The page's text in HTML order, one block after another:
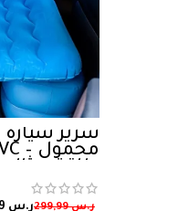
سرير سيارة
والمغامرات
ر.س299,99 ر.س